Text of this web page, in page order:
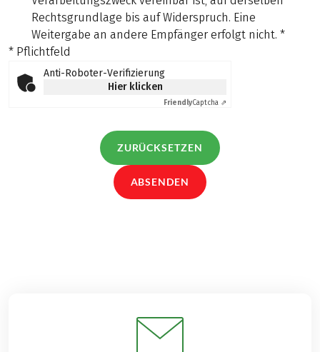
Rechtsgrundlage bis auf Widerspruch. Eine
Weitergabe an andere Empfänger erfolgt nicht. *
* Pflichtfeld
Anti-Roboter-Verifizierung
Hier klicken
FriendlyCaptcha ⇗
ZURÜCKSETZEN
ABSENDEN